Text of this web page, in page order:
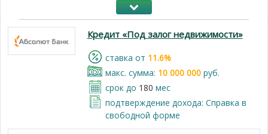
Кредит «Под залог недвижимости»
cтавка от 11.6%
макс. сумма: 10 000 000руб.
срок до 180 мес
подтверждение дохода: Cправка в
свободной форме